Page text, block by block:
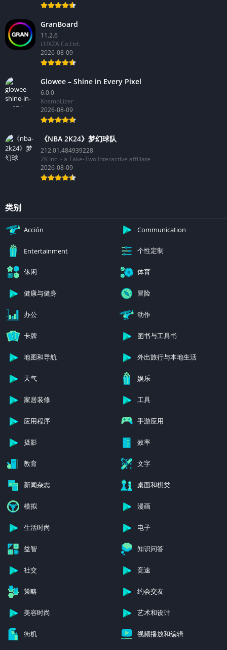
GranBoard
11.2.6
LUXZA Co.Ltd.
2026-08-09
Glowee – Shine in Every Pixel
6.0.0
KosmoLizer
2026-08-09
《NBA 2K24》梦幻球队
212.01.484939228
2K Inc. - a Take-Two Interactive affiliate
2026-08-09
类别
Acción Communication
Entertainment 个性定制
休闲 体育
健康与健身 冒险
办公 动作
卡牌 图书与工具书
地图和导航 外出旅行与本地生活
天气 娱乐
家居装修 工具
应用程序 手游应用
摄影 效率
教育 文字
新闻杂志 桌面和棋类
模拟 漫画
生活时尚 电子
益智 知识问答
社交 竞速
策略 约会交友
美容时尚 艺术和设计
街机 视频播放和编辑